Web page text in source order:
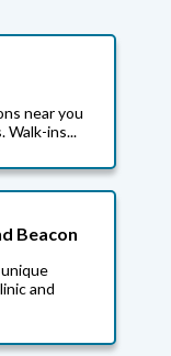
near you
ins...
Beacon
and